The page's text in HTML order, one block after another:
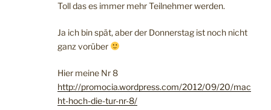
Toll das es immer mehr Teilnehmer werden.
Ja ich bin spät, aber der Donnerstag ist noch nicht
ganz vorüber
Hier meine Nr 8
http://promocia.wordpress.com/2012/09/20/mac
ht-hoch-die-tur-nr-8/